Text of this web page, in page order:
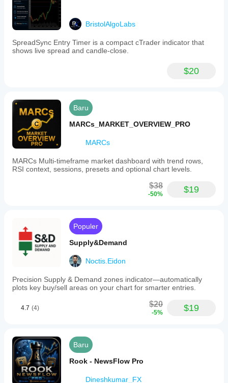
BristolAlgoLabs
SpreadSync Entry Timer is a compact cTrader indicator that
shows live spread and candle-close.
$20
Baru
MARCs_MARKET_OVERVIEW_PRO
MARCs
MARCs Multi-timeframe market dashboard with trend rows,
RSI context, sessions, presets and optional chart levels.
$38
-50% $19
Populer
Supply&Demand
Noctis.Eidon
Precision Supply & Demand zones indicator—automatically
plots key buy/sell areas on your chart for smarter entries.
4.7 (4) $20
-5% $19
Baru
Rook - NewsFlow Pro
Dineshkumar_FX